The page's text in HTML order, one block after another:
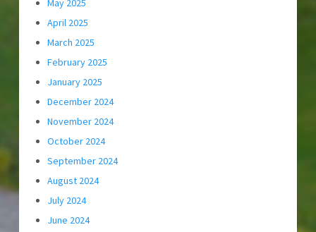
May 2025
April 2025
March 2025
February 2025
January 2025
December 2024
November 2024
October 2024
September 2024
August 2024
July 2024
June 2024